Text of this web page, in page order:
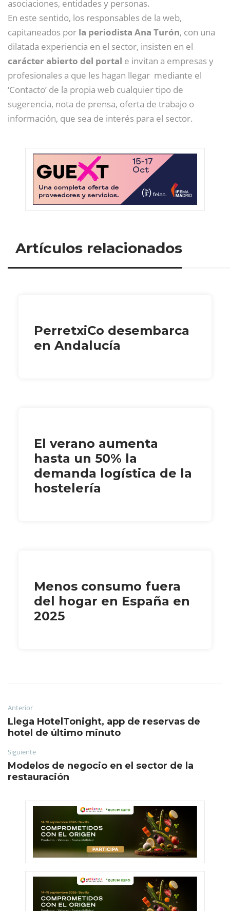
asociaciones, entidades y personas.
En este sentido, los responsables de la web,
capitaneados por la periodista Ana Turón, con una
dilatada experiencia en el sector, insisten en el
carácter abierto del portal e invitan a empresas y
profesionales a que les hagan llegar mediante el
‘Contacto’ de la propia web cualquier tipo de
sugerencia, nota de prensa, oferta de trabajo o
información, que sea de interés para el sector.
Artículos relacionados
PerretxiCo desembarca
en Andalucía
El verano aumenta
hasta un 50% la
demanda logística de la
hostelería
Menos consumo fuera
del hogar en España en
2025
Anterior
Llega HotelTonight, app de reservas de
hotel de último minuto
Siguiente
Modelos de negocio en el sector de la
restauración